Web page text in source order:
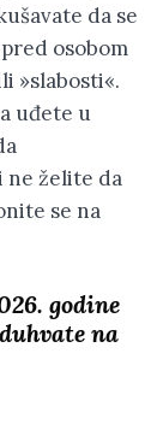
da se
osobom
»slabosti«.
uđete u
ne želite da
se na
godine
na